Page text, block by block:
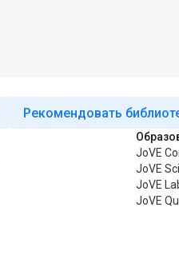
Рекомендовать
JoVE
JoVE
JoVE
JoVE